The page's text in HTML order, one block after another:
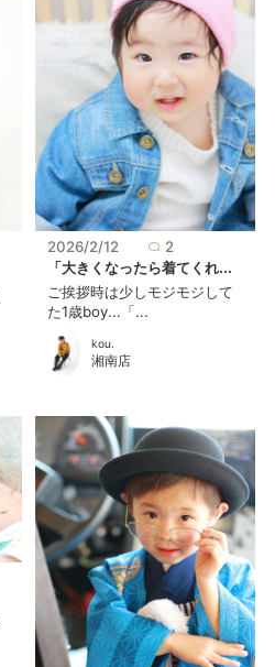
2026/2/12
2
「大きくなったら着てくれ...
ご挨拶時は少しモジモジして
た1歳boy...「...
kou.
湘南店